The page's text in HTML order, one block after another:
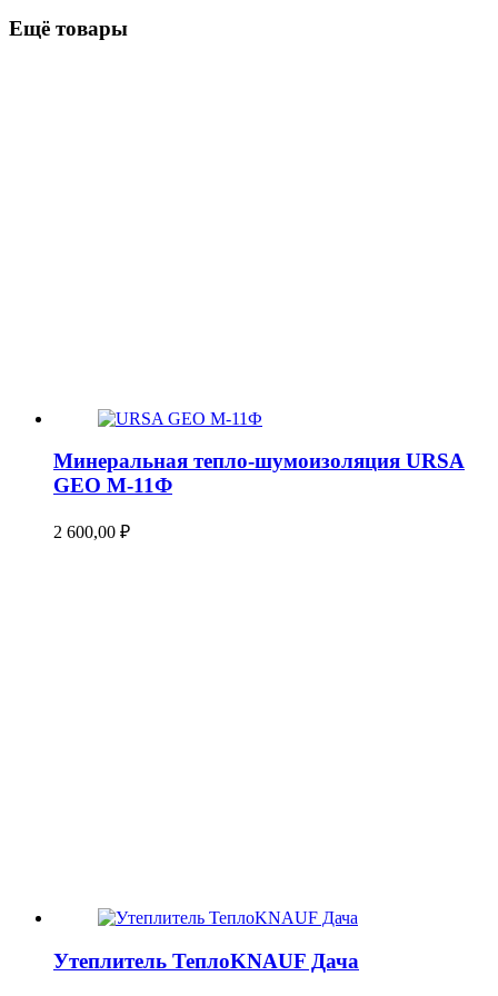
Ещё товары
Минеральная тепло-шумоизоляция URSA
GEO М-11Ф
2 600,00 ₽
Утеплитель ТеплоKNAUF Дача